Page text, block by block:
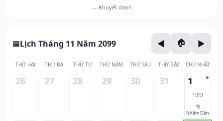
— Khuyết danh
Lịch Tháng 11 Năm 2099
THỨ HAI THỨ BA THỨ TƯ THỨ NĂM THỨ SÁU THỨ BẢY CHỦ NHẬT
26 27 28 29 30 31 1
19/9
🐅
Nhâm Dần